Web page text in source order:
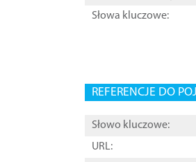
Słowa kluczowe:
REFERENCJE DO
Słowo kluczowe:
URL: